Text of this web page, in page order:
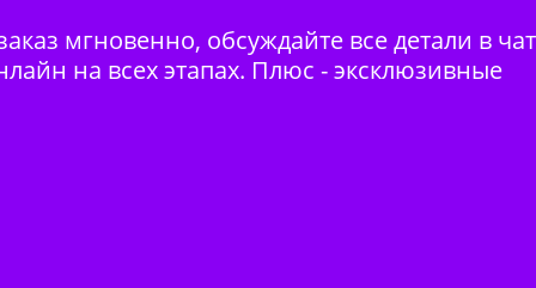
мгновенно, обсуждайте все детали в
на всех этапах. Плюс - эксклюзивные